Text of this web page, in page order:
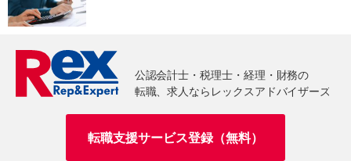
転職支援サービス登録（無料）